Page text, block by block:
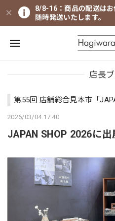
8/8-16：商品の配送は
随時発送いたします。
店長
第55回 店舗総合見本市「
2026/03/04 17:40
JAPAN SHOP 2026に出